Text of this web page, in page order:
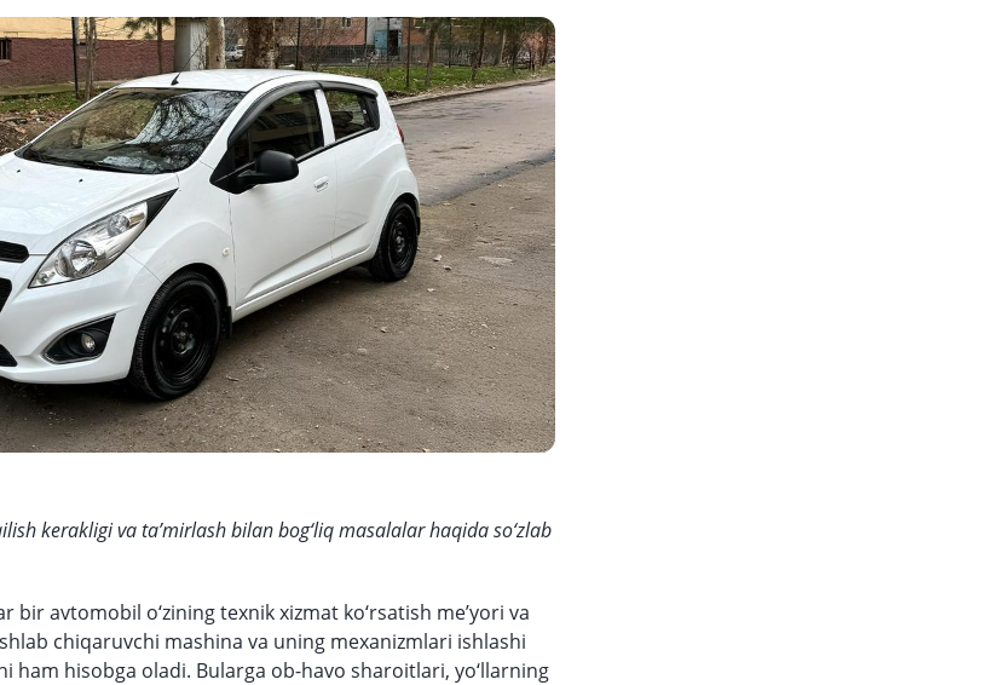
kerakligi va ta’mirlash bilan bog‘liq masalalar haqida so‘zlab
bir avtomobil o‘zining texnik xizmat ko‘rsatish me’yori va
chiqaruvchi mashina va uning mexanizmlari ishlashi
ham hisobga oladi. Bularga ob-havo sharoitlari, yo‘llarning